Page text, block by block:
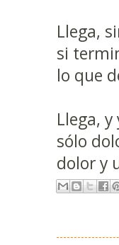
Llega,
si
lo que
Llega,
sólo
dolor y